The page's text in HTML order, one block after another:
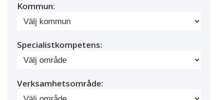
Kommun:
Specialistkompetens:
Verksamhetsområde: